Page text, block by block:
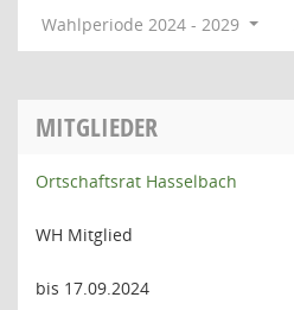
Wahlperiode 2024 - 2029
MITGLIEDER
Ortschaftsrat Hasselbach
WH Mitglied
bis 17.09.2024